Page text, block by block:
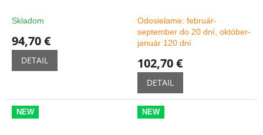
Skladom
94,70 €
DETAIL
Odosielame: február-
september do 20 dní, október-
január 120 dní
102,70 €
DETAIL
NEW NEW